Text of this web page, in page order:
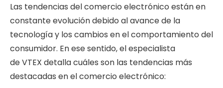
Las tendencias del comercio electrónico están en
constante evolución debido al avance de la
tecnología y los cambios en el comportamiento del
consumidor. En ese sentido, el especialista
de VTEX detalla cuáles son las tendencias más
destacadas en el comercio electrónico: